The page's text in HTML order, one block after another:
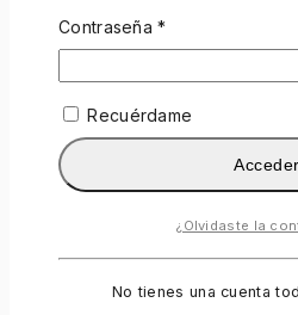
Comentarios
Sé el primero en
semipermanente
Tu dirección de correo
Los campos obligatorios están
Su Clasificación
Contraseña*
Recuérdame
Acceder
¿Olvidaste la
No tienes una cuenta